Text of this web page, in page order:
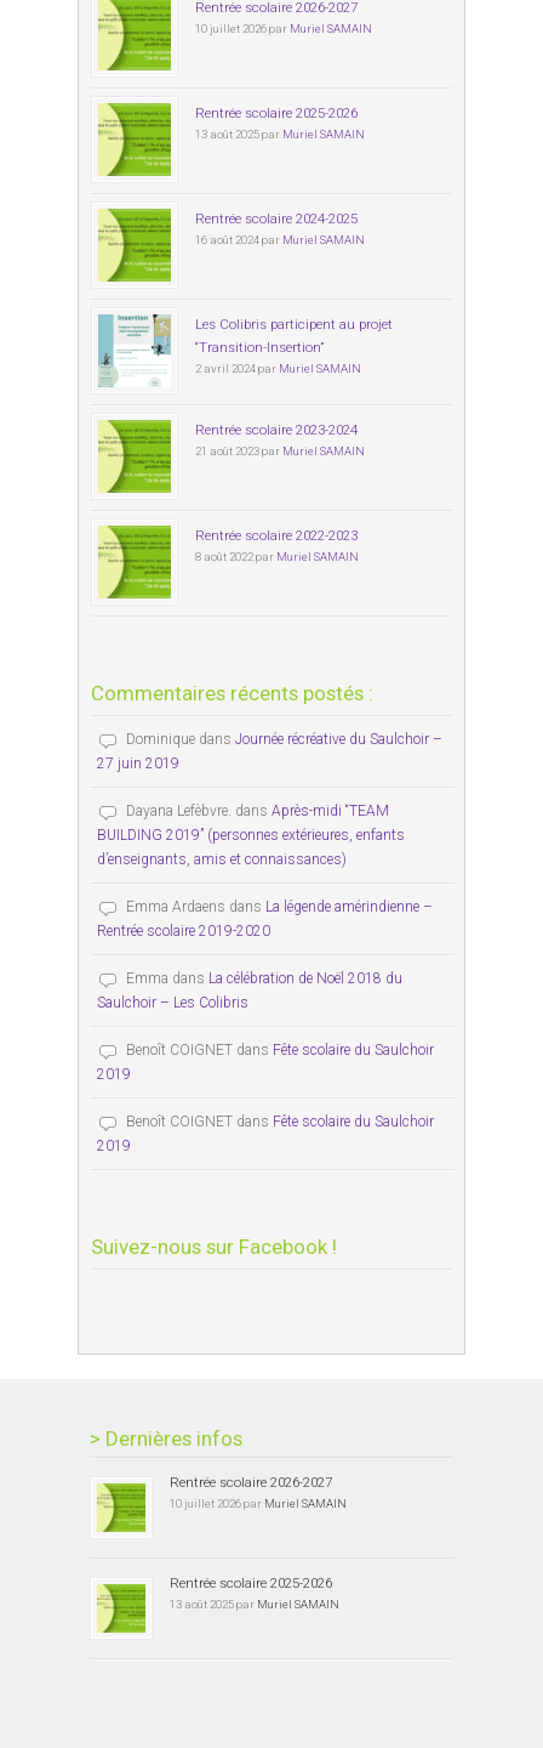
Rentrée scolaire 2026-2027
10 juillet 2026 par Muriel SAMAIN
Rentrée scolaire 2025-2026
13 août 2025 par Muriel SAMAIN
Rentrée scolaire 2024-2025
16 août 2024 par Muriel SAMAIN
Les Colibris participent au projet
“Transition-Insertion”
2 avril 2024 par Muriel SAMAIN
Rentrée scolaire 2023-2024
21 août 2023 par Muriel SAMAIN
Rentrée scolaire 2022-2023
8 août 2022 par Muriel SAMAIN
Commentaires récents postés :
Dominique dans Journée récréative du Saulchoir –
27 juin 2019
Dayana Lefèbvre. dans Après-midi “TEAM
BUILDING 2019” (personnes extérieures, enfants
d’enseignants, amis et connaissances)
Emma Ardaens dans La légende amérindienne –
Rentrée scolaire 2019-2020
Emma dans La célébration de Noël 2018 du
Saulchoir – Les Colibris
Benoît COIGNET dans Fête scolaire du Saulchoir
2019
Benoît COIGNET dans Fête scolaire du Saulchoir
2019
Suivez-nous sur Facebook !
> Dernières infos
Rentrée scolaire 2026-2027
10 juillet 2026 par Muriel SAMAIN
Rentrée scolaire 2025-2026
13 août 2025 par Muriel SAMAIN